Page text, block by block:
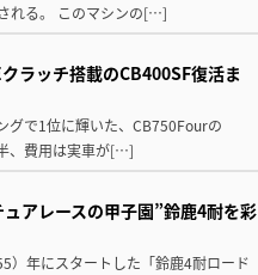
れる。 このマシンの[…]
ラッチ搭載のCB400SF復活ま
グで1位に輝いた、CB750Fourの
、費用は実車が[…]
アレースの甲子園”鈴鹿4耐を彩
）年にスタートした「鈴鹿4耐ロード